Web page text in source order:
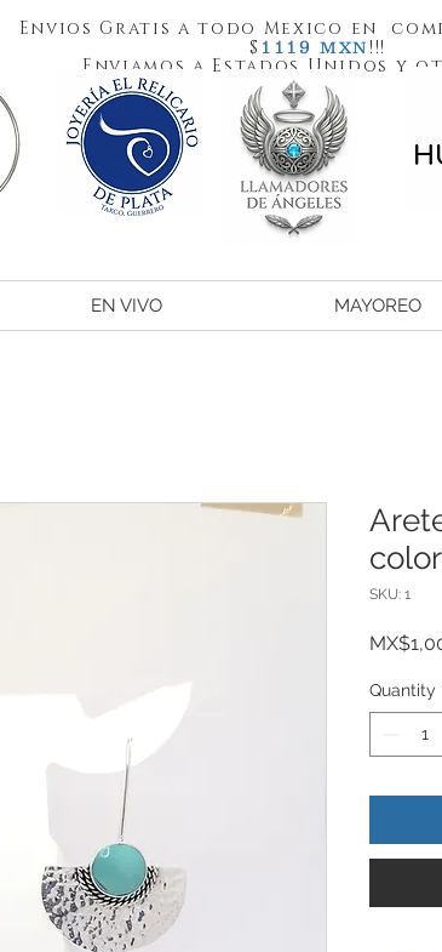
Envios Gratis a todo Mexico en
$ 1119 MXN!!!
Enviamos a Estados Unidos y
EN VIVO MAYOREO
SKU: 1
Quantity